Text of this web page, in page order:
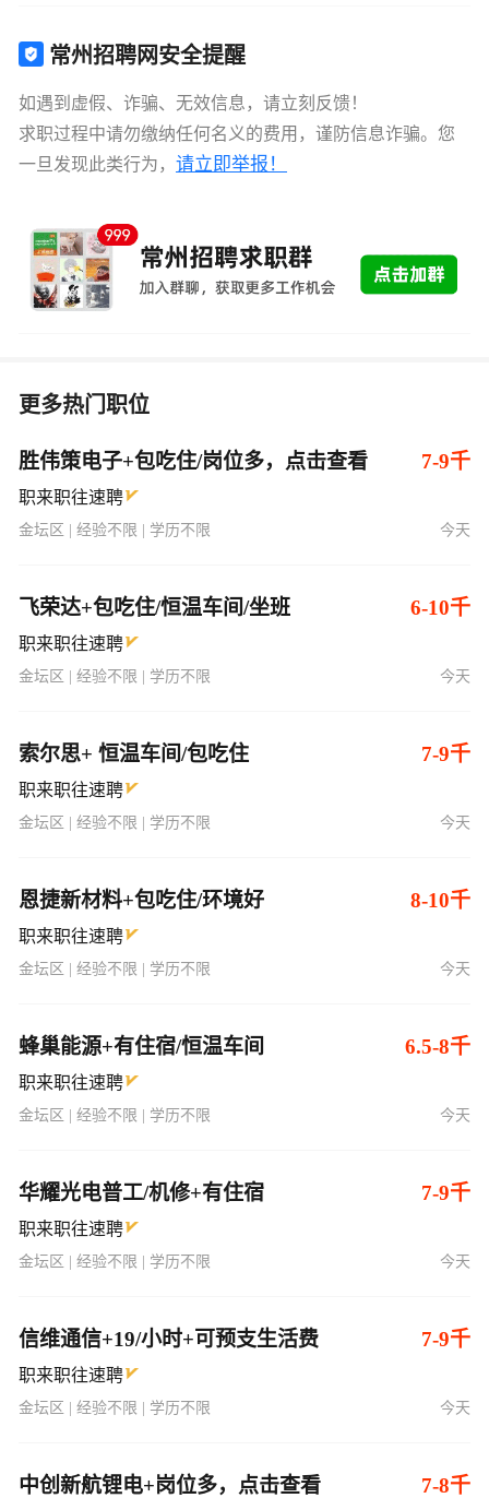
常州招聘网安全提醒
如遇到虚假、诈骗、无效信息，请立刻反馈！
求职过程中请勿缴纳任何名义的费用，谨防信息诈骗。您
一旦发现此类行为， 请立即举报！
更多热门职位
胜伟策电子+包吃住/岗位多，点击查看 7-9千
职来职往速聘
金坛区 | 经验不限 | 学历不限 今天
飞荣达+包吃住/恒温车间/坐班 6-10千
职来职往速聘
金坛区 | 经验不限 | 学历不限 今天
索尔思+ 恒温车间/包吃住 7-9千
职来职往速聘
金坛区 | 经验不限 | 学历不限 今天
恩捷新材料+包吃住/环境好 8-10千
职来职往速聘
金坛区 | 经验不限 | 学历不限 今天
蜂巢能源+有住宿/恒温车间 6.5-8千
职来职往速聘
金坛区 | 经验不限 | 学历不限 今天
华耀光电普工/机修+有住宿 7-9千
职来职往速聘
金坛区 | 经验不限 | 学历不限 今天
信维通信+19/小时+可预支生活费 7-9千
职来职往速聘
金坛区 | 经验不限 | 学历不限 今天
中创新航锂电+岗位多，点击查看 7-8千